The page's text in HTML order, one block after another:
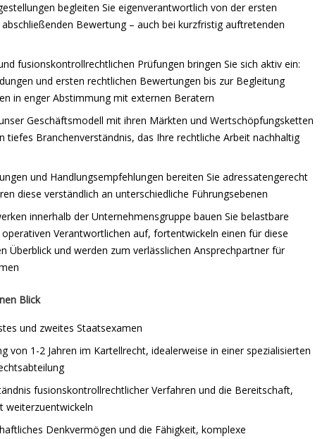
begleiten Sie eigenverantwortlich von der ersten
abschließenden Bewertung – auch bei kurzfristig auftretenden
fusionskontrollrechtlichen Prüfungen bringen Sie sich aktiv ein:
und ersten rechtlichen Bewertungen bis zur Begleitung
in enger Abstimmung mit externen Beratern
Geschäftsmodell mit ihren Märkten und Wertschöpfungsketten
tiefes Branchenverständnis, das Ihre rechtliche Arbeit nachhaltig
und Handlungsempfehlungen bereiten Sie adressatengerecht
diese verständlich an unterschiedliche Führungsebenen
innerhalb der Unternehmensgruppe bauen Sie belastbare
Verantwortlichen auf, fortentwickeln einen für diese
Überblick und werden zum verlässlichen Ansprechpartner für
Blick
und zweites Staatsexamen
von 1-2 Jahren im Kartellrecht, idealerweise in einer spezialisierten
fusionskontrollrechtlicher Verfahren und die Bereitschaft,
weiterzuentwickeln
Denkvermögen und die Fähigkeit, komplexe